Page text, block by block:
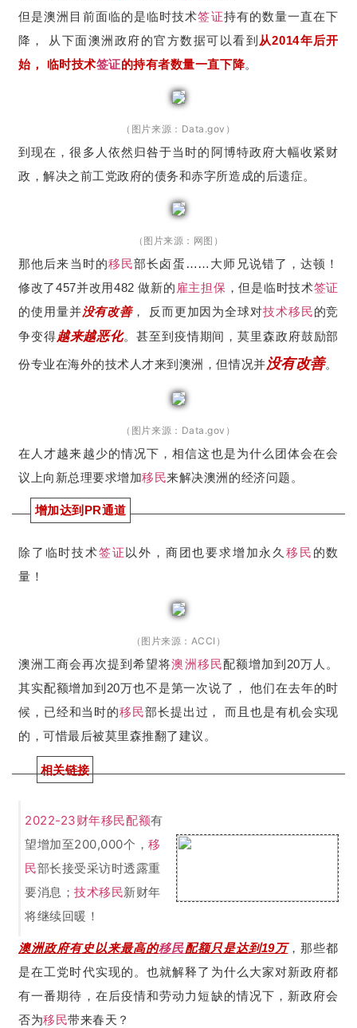
但是澳洲目前面临的是临时技术签证持有的数量一直在下
降， 从下面澳洲政府的官方数据可以看到 从2014年后开
始， 临时技术签证的持有者数量一直下降。
（图片来源：Data.gov）
到现在，很多人依然归咎于当时的阿博特政府大幅收紧财
政，解决之前工党政府的债务和赤字所造成的后遗症。
（图片来源：网图）
那他后来当时的移民部长卤蛋……大师兄说错了，达顿！
修改了457并改用482 做新的 雇主担保 ，但是临时技术签证
的使用量并没有改善， 反而更加因为全球对技术移民的竞
争变得越来越恶化。甚至到疫情期间，莫里森政府鼓励部
份专业在海外的技术人才来到澳洲，但情况并没有改善。
（图片来源：Data.gov）
在人才越来越少的情况下，相信这也是为什么团体会在会
议上向新总理要求增加移民来解决澳洲的经济问题。
增加达到PR通道
除了临时技术签证 以外，商团也要求增加永久移民 的数
量！
（图片来源：ACCI）
澳洲工商会再次提到希望将澳洲移民配额增加到20万人。
其实配额增加到20万也不是第一次说了， 他们在去年的时
候，已经和当时的移民部长提出过， 而且也是有机会实现
的，可惜最后被莫里森推翻了建议。
相关链接
2022-23财年移民配额有
望增加至200,000个，移
民部长接受采访时透露重
要消息；技术移民新财年
将继续回暖！
澳洲政府有史以来最高的移民配额只是达到19万，那些都
是在工党时代实现的。也就解释了为什么大家对新政府都
有一番期待，在后疫情和劳动力短缺的情况下，新政府会
否为移民带来春天？